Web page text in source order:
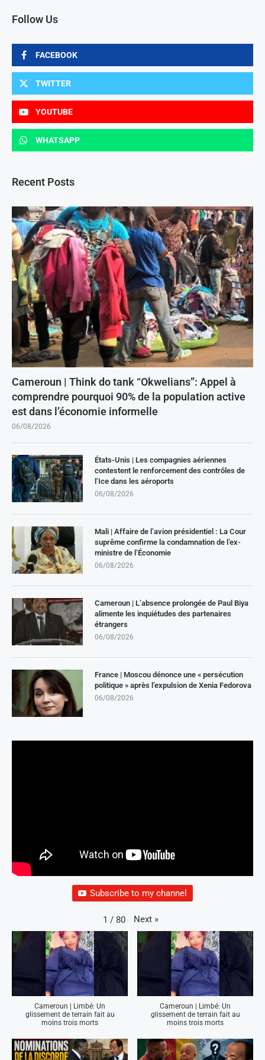
Follow Us
FACEBOOK
TWITTER
YOUTUBE
WHATSAPP
Recent Posts
Cameroun | Think do tank “Okwelians”: Appel à
comprendre pourquoi 90% de la population active
est dans l’économie informelle
06/08/2026
États-Unis | Les compagnies aériennes
contestent le renforcement des contrôles de
l’Ice dans les aéroports
06/08/2026
Mali | Affaire de l’avion présidentiel : La Cour
suprême confirme la condamnation de l’ex-
ministre de l’Économie
06/08/2026
Cameroun | L’absence prolongée de Paul Biya
alimente les inquiétudes des partenaires
étrangers
06/08/2026
France | Moscou dénonce une « persécution
politique » après l’expulsion de Xenia Fedorova
06/08/2026
Subscribe to my channel
1 / 80 Next »
Cameroun | Limbé: Un
glissement de terrain fait au
moins trois morts
Cameroun | Limbé: Un
glissement de terrain fait au
moins trois morts